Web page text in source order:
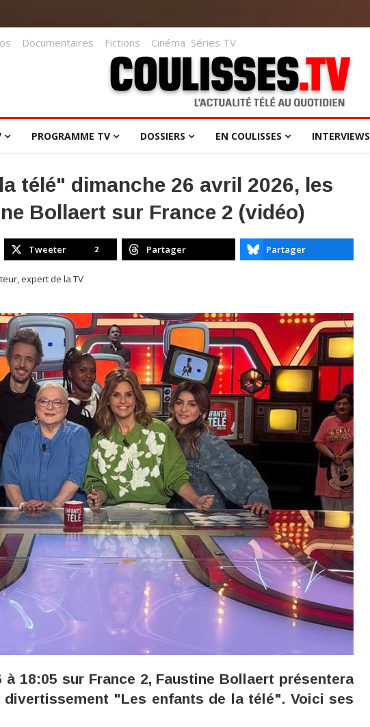
Documentaires Fictions Cinéma Séries TV
PROGRAMME TV DOSSIERS EN COULISSES INTERVIEWS
télé" dimanche 26 avril 2026, les
Bollaert sur France 2 (vidéo)
Tweeter 2 Partager Partager
expert de la TV
à 18:05 sur France 2, Faustine Bollaert présentera
divertissement "Les enfants de la télé". Voici ses